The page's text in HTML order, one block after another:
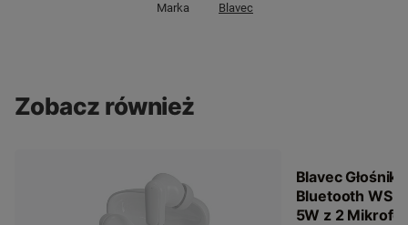
Marka Blavec
Zobacz również
Blavec
Bluetooth WS-
5W z 2